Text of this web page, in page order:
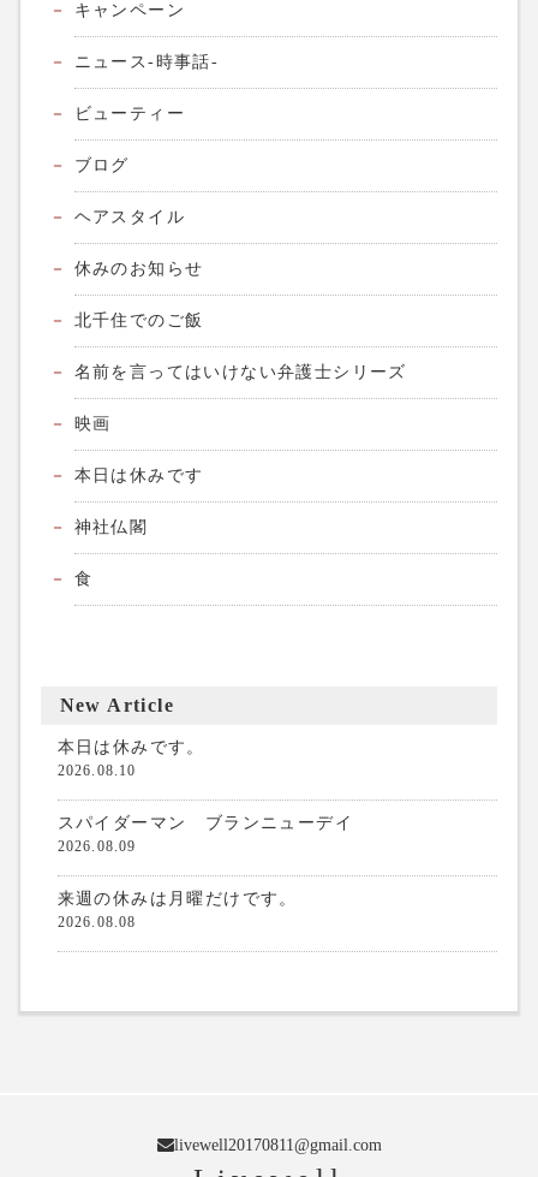
5284-8672、よろしくお願いします。
キャンペーン
ニュース-時事話-
ビューティー
ブログ
ヘアスタイル
休みのお知らせ
北千住でのご飯
名前を言ってはいけない弁護士シリーズ
映画
本日は休みです
神社仏閣
食
New Article
本日は休みです。
2026.08.10
スパイダーマン ブランニューデイ
2026.08.09
来週の休みは月曜だけです。
2026.08.08
livewell20170811@gmail.com